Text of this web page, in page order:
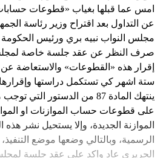
امس عما قبلها بغياب «قطوعات
عن التداول بعد اقتراح وزير رئاسة
مجلس النواب نبيه بري ورئيس
صرف النظر عن عقد جلسة خاصة
إقرار هذه «القطوعات» والاستعاضة
ستة اشهر كي تستكمل دراستها
ينتهك المادة 87 من الدستور
على قطوعات حساب الموازنات او
الموازنة الجديدة، وإلا يستحيل نشر هذه
الرسمية، وبالتالي وضعها موضع
الحريري عاد واكد على عقد جلسة